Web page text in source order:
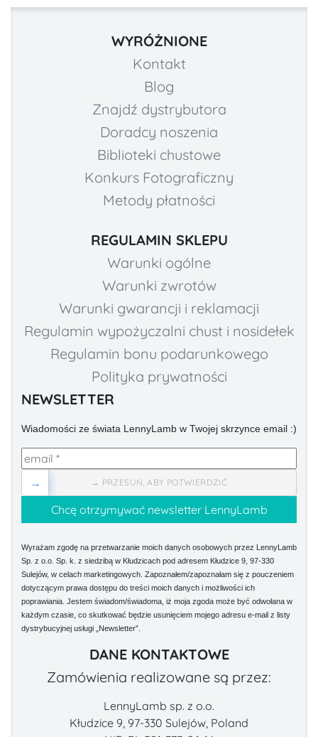
WYRÓŻNIONE
Kontakt
Blog
Znajdź dystrybutora
Doradcy noszenia
Biblioteki chustowe
Konkurs Fotograficzny
Metody płatności
REGULAMIN SKLEPU
Warunki ogólne
Warunki zwrotów
Warunki gwarancji i reklamacji
Regulamin wypożyczalni chust i nosidełek
Regulamin bonu podarunkowego
Polityka prywatności
NEWSLETTER
Wiadomości ze świata LennyLamb w Twojej skrzynce email :)
→ PRZESUŃ, ABY POTWIERDZIĆ
→
Wyrażam zgodę na przetwarzanie moich danych osobowych przez LennyLamb
Sp. z o.o. Sp. k. z siedzibą w Kłudzicach pod adresem Kłudzice 9, 97-330
Sulejów, w celach marketingowych. Zapoznałem/zapoznałam się z pouczeniem
dotyczącym prawa dostępu do treści moich danych i możliwości ich
poprawiania. Jestem świadom/świadoma, iż moja zgoda może być odwołana w
każdym czasie, co skutkować będzie usunięciem mojego adresu e-mail z listy
dystrybucyjnej usługi „Newsletter”.
DANE KONTAKTOWE
Zamówienia realizowane są przez:
LennyLamb sp. z o.o.
Kłudzice 9, 97-330 Sulejów, Poland